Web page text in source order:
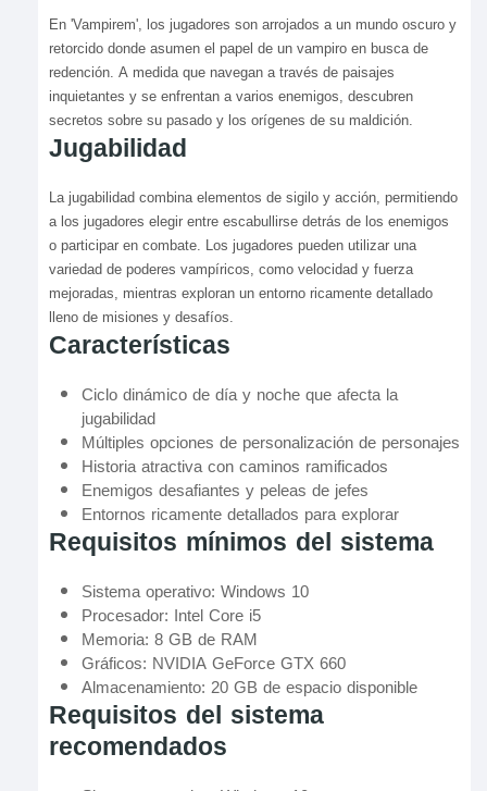
En 'Vampirem', los jugadores son arrojados a un mundo oscuro y
retorcido donde asumen el papel de un vampiro en busca de
redención. A medida que navegan a través de paisajes
inquietantes y se enfrentan a varios enemigos, descubren
secretos sobre su pasado y los orígenes de su maldición.
Jugabilidad
La jugabilidad combina elementos de sigilo y acción, permitiendo
a los jugadores elegir entre escabullirse detrás de los enemigos
o participar en combate. Los jugadores pueden utilizar una
variedad de poderes vampíricos, como velocidad y fuerza
mejoradas, mientras exploran un entorno ricamente detallado
lleno de misiones y desafíos.
Características
Ciclo dinámico de día y noche que afecta la
jugabilidad
Múltiples opciones de personalización de personajes
Historia atractiva con caminos ramificados
Enemigos desafiantes y peleas de jefes
Entornos ricamente detallados para explorar
Requisitos mínimos del sistema
Sistema operativo: Windows 10
Procesador: Intel Core i5
Memoria: 8 GB de RAM
Gráficos: NVIDIA GeForce GTX 660
Almacenamiento: 20 GB de espacio disponible
Requisitos del sistema
recomendados